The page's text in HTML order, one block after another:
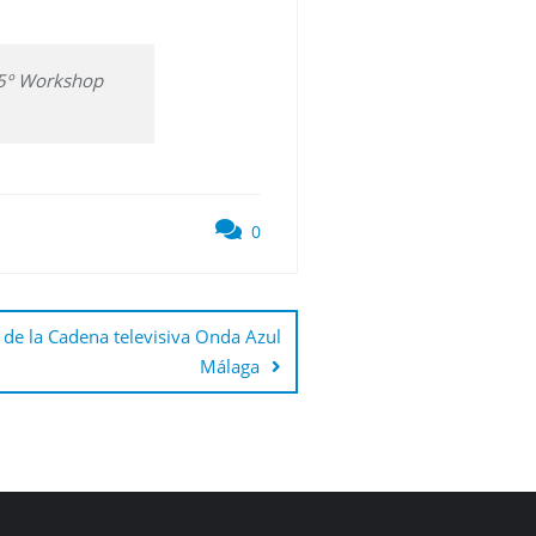
Workshop
0
la Cadena televisiva Onda Azul
Málaga